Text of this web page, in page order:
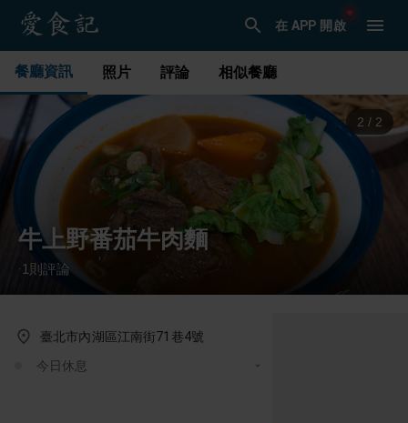
在 APP 開啟
餐廳資訊 照片 評論 相似餐廳
1 / 2
牛上野番茄牛肉麵
· 1 則評論
臺北市內湖區江南街71巷4號
今日休息